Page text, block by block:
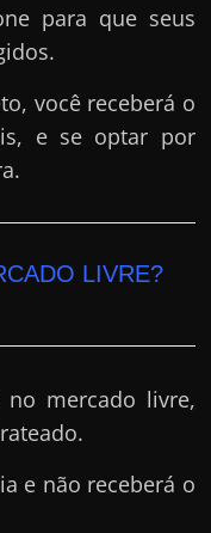
para que seus
você receberá o
e se optar por
LIVRE?
no mercado livre,
e não receberá o